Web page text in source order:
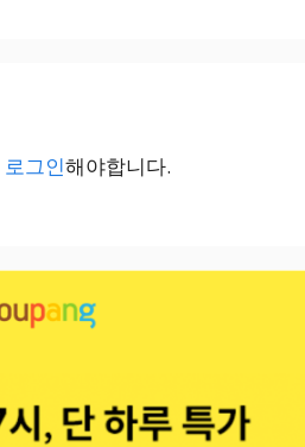
로그인해야합니다.